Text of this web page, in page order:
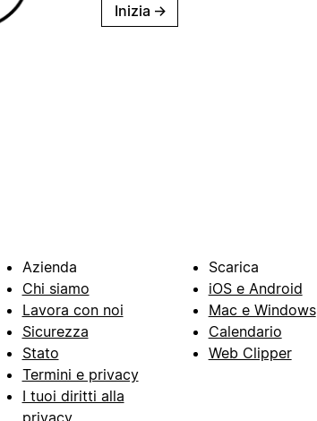
Inizia →
Azienda
Chi siamo
Lavora con noi
Sicurezza
Stato
Termini e privacy
I tuoi diritti alla
Scarica
iOS e Android
Mac e Windows
Calendario
Web Clipper